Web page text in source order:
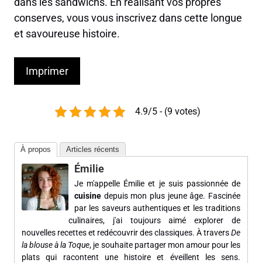
conserves, vous vous inscrivez dans cette longue
et savoureuse histoire.
Imprimer
4.9/5 - (9 votes)
À propos Articles récents
Émilie
Je m'appelle Émilie et je suis passionnée de
cuisine depuis mon plus jeune âge. Fascinée
par les saveurs authentiques et les traditions
culinaires, j'ai toujours aimé explorer de
nouvelles recettes et redécouvrir des classiques. À traversDe
la blouse à la Toque, je souhaite partager mon amour pour les
plats qui racontent une histoire et éveillent les sens.